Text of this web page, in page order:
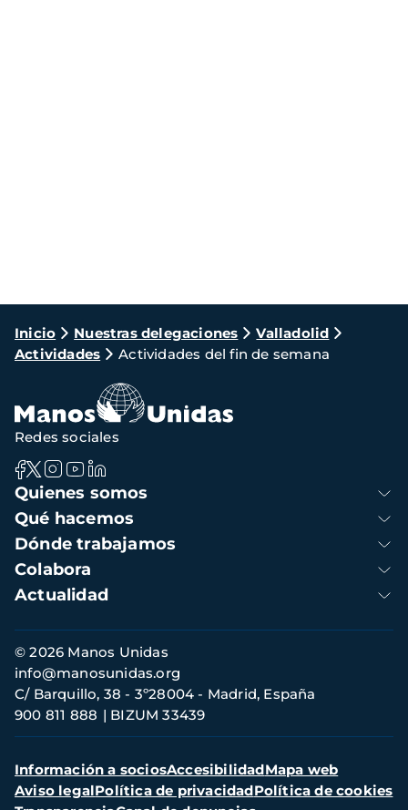
Ruta
de
navegación
Inicio Nuestras delegaciones
Valladolid
Actividades
Actividades del fin de semana
Navegación
principal
Quienes somos
Qué hacemos
Dónde trabajamos
Colabora
Actualidad
Redes sociales
Información
de
contacto
© 2026 Manos Unidas
C/ Barquillo, 38 - 3º28004 - Madrid, España
900 811 888
BIZUM 33439
info@manosunidas.org
Menú
secundario
Información a sociosAccesibilidadMapa web
Aviso legalPolítica de privacidadPolítica de cookies